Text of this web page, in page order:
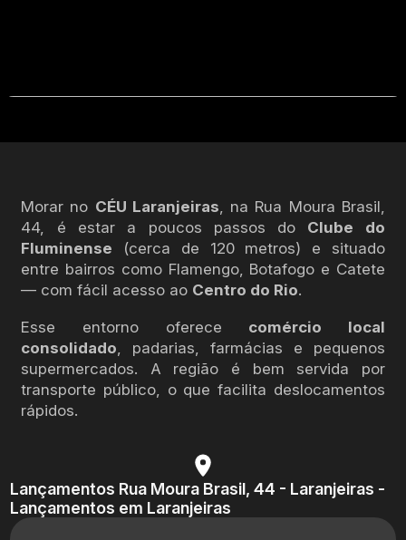
Morar no CÉU Laranjeiras , na Rua Moura Brasil,
44, é estar a poucos passos do Clube do
Fluminense (cerca de 120 metros) e situado
entre bairros como Flamengo, Botafogo e Catete
— com fácil acesso ao Centro do Rio.
Esse entorno oferece comércio local
consolidado , padarias, farmácias e pequenos
supermercados. A região é bem servida por
transporte público, o que facilita deslocamentos
rápidos.
Lançamentos Rua Moura Brasil, 44 - Laranjeiras -
Lançamentos em Laranjeiras